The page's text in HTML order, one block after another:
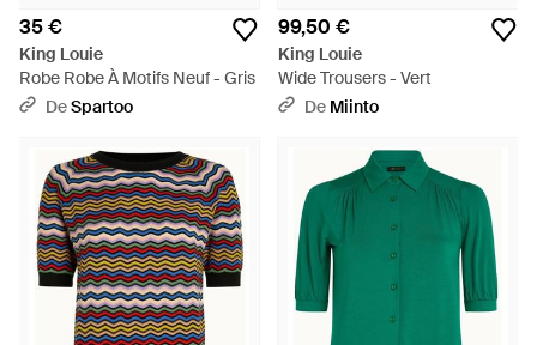
35 €
King Louie
Robe Robe À Motifs Neuf - Gris
DeSpartoo
99,50 €
King Louie
Wide Trousers - Vert
De Miinto